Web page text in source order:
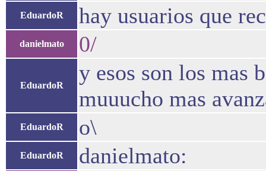
EduardoR hay usuarios que
danielmato 0/
EduardoR
y esos son los mas
muuucho mas
EduardoR o\
EduardoR danielmato: